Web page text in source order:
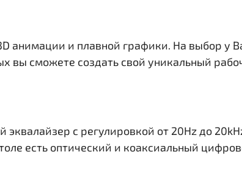
анимации и плавной графики. На выбор у
вы сможете создать свой уникальный
эквалайзер с регулировкой от 20Hz до
есть оптический и коаксиальный